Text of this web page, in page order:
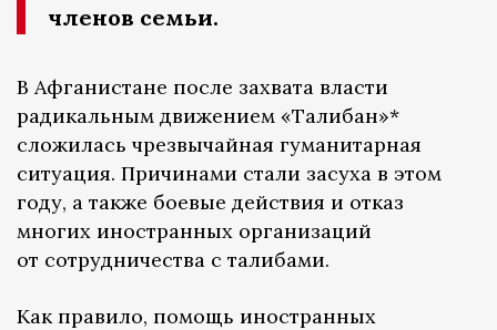
членов семьи.
В Афганистане после захвата власти
радикальным движением «Талибан»*
сложилась чрезвычайная гуманитарная
ситуация. Причинами стали засуха в этом
году, а также боевые действия и отказ
многих иностранных организаций
от сотрудничества с талибами.
Как правило, помощь иностранных